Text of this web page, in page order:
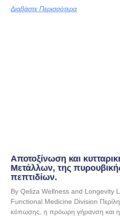
Διαβάστε Περισσότερα
Αποτοξίνωση και
Μετάλλων, της
πεπτιδίων.
By Qeliza Wellness and Longevity
Functional Medicine Division
κόπωσης, η πρόωρη γήρανση και η